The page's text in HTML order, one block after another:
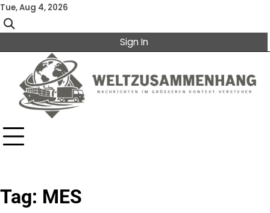
Skip
to
content
Tue, Aug 4, 2026
Sign In
Tag: MES